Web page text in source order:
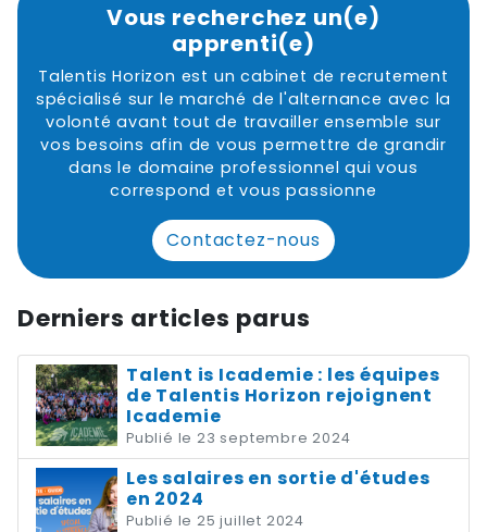
Vous recherchez un(e)
apprenti(e)
Talentis Horizon est un cabinet de recrutement
spécialisé sur le marché de l'alternance avec la
volonté avant tout de travailler ensemble sur
vos besoins afin de vous permettre de grandir
dans le domaine professionnel qui vous
correspond et vous passionne
Contactez-nous
Derniers articles parus
Talent is Icademie : les équipes
de Talentis Horizon rejoignent
Icademie
Publié le 23 septembre 2024
Les salaires en sortie d'études
en 2024
Publié le 25 juillet 2024